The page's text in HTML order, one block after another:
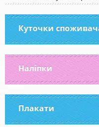
Куточки
Наліпки
Плакати